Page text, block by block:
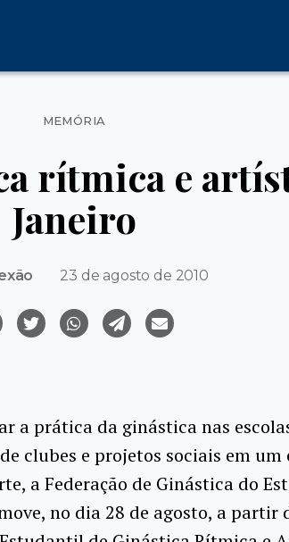
Categorias
MEMÓRIA
rítmica e
Janeiro
23 de agosto de 2010
a prática da ginástica nas
clubes e projetos sociais em um
a Federação de Ginástica do
no dia 28 de agosto, a partir